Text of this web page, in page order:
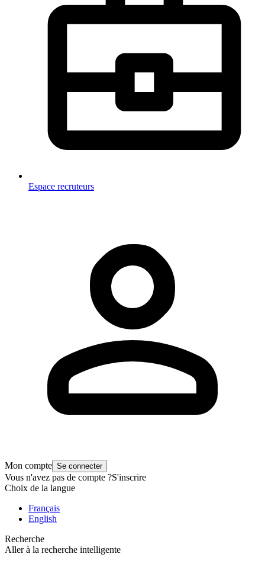
Espace recruteurs
Mon compte Se connecter
Vous n'avez pas de compte ?S'inscrire
Choix de la langue
Français
English
Recherche
Aller à la recherche intelligente